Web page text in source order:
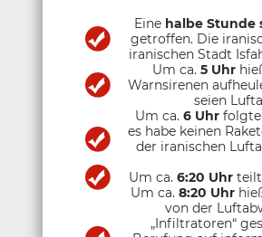
Eine halbe Stunde
getroffen. Die
iranischen Stadt
Um ca. 5 Uhr
Warnsirenen
seien
Um ca. 6 Uhr folgte
es habe keinen
der iranischen
Um ca. 6:20 Uhr
Um ca. 8:20 Uhr
von der
„Infiltratoren“